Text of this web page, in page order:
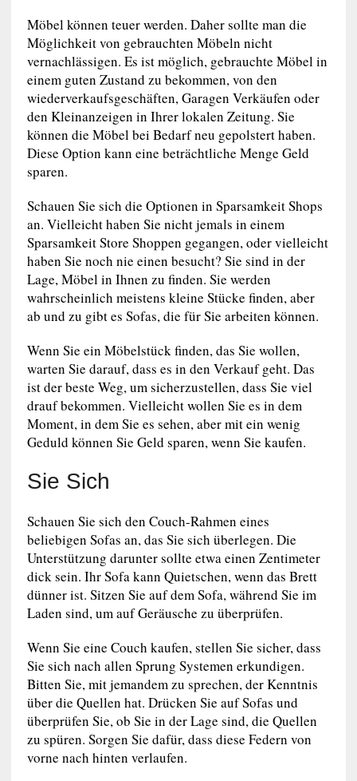
Möbel können teuer werden. Daher sollte man die
Möglichkeit von gebrauchten Möbeln nicht
vernachlässigen. Es ist möglich, gebrauchte Möbel in
einem guten Zustand zu bekommen, von den
wiederverkaufsgeschäften, Garagen Verkäufen oder
den Kleinanzeigen in Ihrer lokalen Zeitung. Sie
können die Möbel bei Bedarf neu gepolstert haben.
Diese Option kann eine beträchtliche Menge Geld
sparen.
Schauen Sie sich die Optionen in Sparsamkeit Shops
an. Vielleicht haben Sie nicht jemals in einem
Sparsamkeit Store Shoppen gegangen, oder vielleicht
haben Sie noch nie einen besucht? Sie sind in der
Lage, Möbel in Ihnen zu finden. Sie werden
wahrscheinlich meistens kleine Stücke finden, aber
ab und zu gibt es Sofas, die für Sie arbeiten können.
Wenn Sie ein Möbelstück finden, das Sie wollen,
warten Sie darauf, dass es in den Verkauf geht. Das
ist der beste Weg, um sicherzustellen, dass Sie viel
drauf bekommen. Vielleicht wollen Sie es in dem
Moment, in dem Sie es sehen, aber mit ein wenig
Geduld können Sie Geld sparen, wenn Sie kaufen.
Sie Sich
Schauen Sie sich den Couch-Rahmen eines
beliebigen Sofas an, das Sie sich überlegen. Die
Unterstützung darunter sollte etwa einen Zentimeter
dick sein. Ihr Sofa kann Quietschen, wenn das Brett
dünner ist. Sitzen Sie auf dem Sofa, während Sie im
Laden sind, um auf Geräusche zu überprüfen.
Wenn Sie eine Couch kaufen, stellen Sie sicher, dass
Sie sich nach allen Sprung Systemen erkundigen.
Bitten Sie, mit jemandem zu sprechen, der Kenntnis
über die Quellen hat. Drücken Sie auf Sofas und
überprüfen Sie, ob Sie in der Lage sind, die Quellen
zu spüren. Sorgen Sie dafür, dass diese Federn von
vorne nach hinten verlaufen.